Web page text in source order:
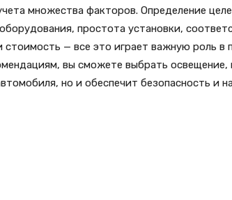
множества факторов. Определение
простота установки,
— все это играет важную роль в
вы сможете выбрать освещение,
но и обеспечит безопасность и